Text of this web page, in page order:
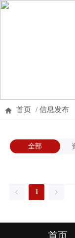
首页 / 信息发布
首页